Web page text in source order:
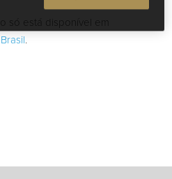
só está disponível em
.